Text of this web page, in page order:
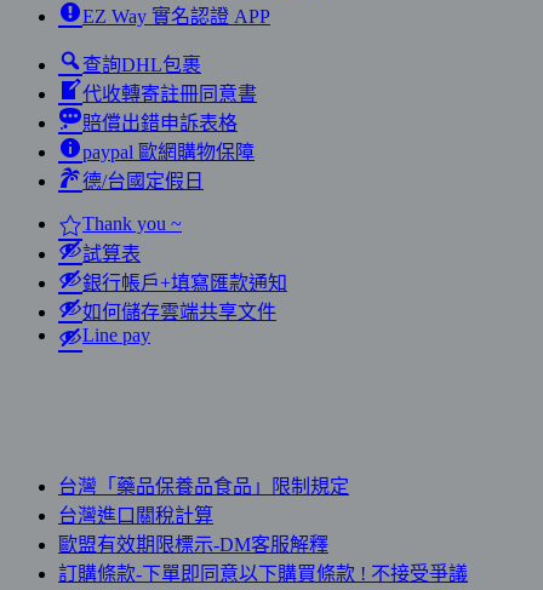
EZ Way 實名認證 APP
查詢DHL包裹
代收轉寄註冊同意書
賠償出錯申訴表格
paypal 歐網購物保障
德/台國定假日
Thank you ~
試算表
銀行帳戶+填寫匯款通知
如何儲存雲端共享文件
Line pay
台灣「藥品保養品食品」限制規定
台灣進口關稅計算
歐盟有效期限標示-DM客服解釋
訂購條款-下單即同意以下購買條款 ! 不接受爭議